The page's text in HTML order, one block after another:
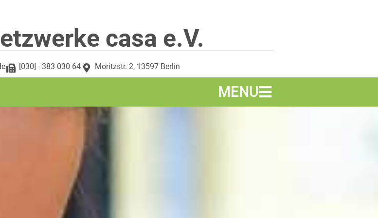
casa e.V.
[030] - 383 030 64 Moritzstr. 2, 13597 Berlin
MENU